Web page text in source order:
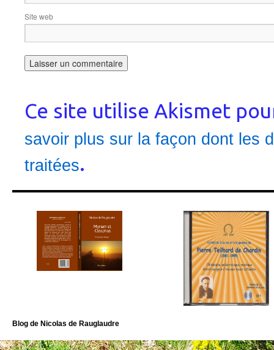
Site web
Ce site utilise Akismet
savoir plus sur la façon dont les
traitées.
Blog de Nicolas de Rauglaudre